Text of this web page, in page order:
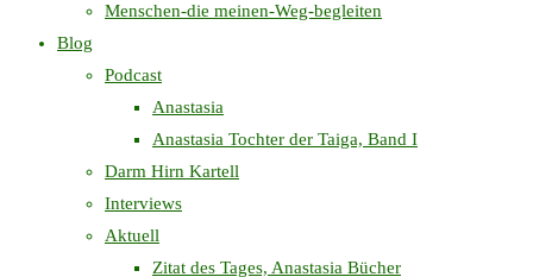
Menschen-die meinen-Weg-begleiten
Blog
Podcast
Anastasia
Anastasia Tochter der Taiga, Band I
Darm Hirn Kartell
Interviews
Aktuell
Zitat des Tages, Anastasia Bücher